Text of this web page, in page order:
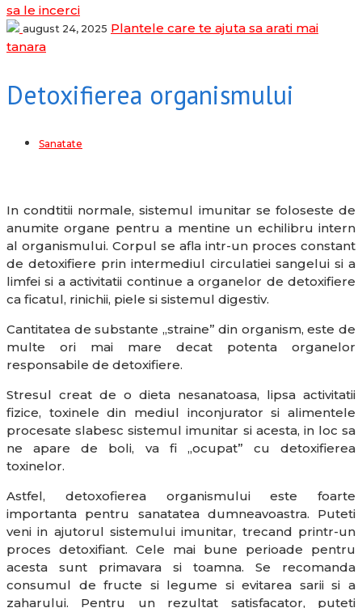
sa le incerci
august 24, 2025 Plantele care te ajuta sa arati mai
tanara
Detoxifierea organismului
Sanatate
In condtitii normale, sistemul imunitar se foloseste de
anumite organe pentru a mentine un echilibru intern
al organismului. Corpul se afla intr-un proces constant
de detoxifiere prin intermediul circulatiei sangelui si a
limfei si a activitatii continue a organelor de detoxifiere
ca ficatul, rinichii, piele si sistemul digestiv.
Cantitatea de substante „straine” din organism, este de
multe ori mai mare decat potenta organelor
responsabile de detoxifiere.
Stresul creat de o dieta nesanatoasa, lipsa activitatii
fizice, toxinele din mediul inconjurator si alimentele
procesate slabesc sistemul imunitar si acesta, in loc sa
ne apare de boli, va fi „ocupat” cu detoxifierea
toxinelor.
Astfel, detoxofierea organismului este foarte
importanta pentru sanatatea dumneavoastra. Puteti
veni in ajutorul sistemului imunitar, trecand printr-un
proces detoxifiant. Cele mai bune perioade pentru
acesta sunt primavara si toamna. Se recomanda
consumul de fructe si legume si evitarea sarii si a
zaharului. Pentru un rezultat satisfacator, puteti